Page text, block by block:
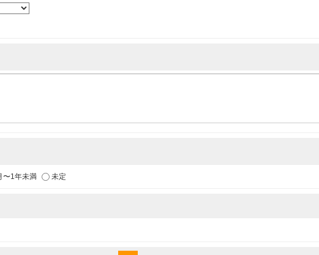
種イベントのお知らせ
の情報を提供するため
〜1年未満 未定